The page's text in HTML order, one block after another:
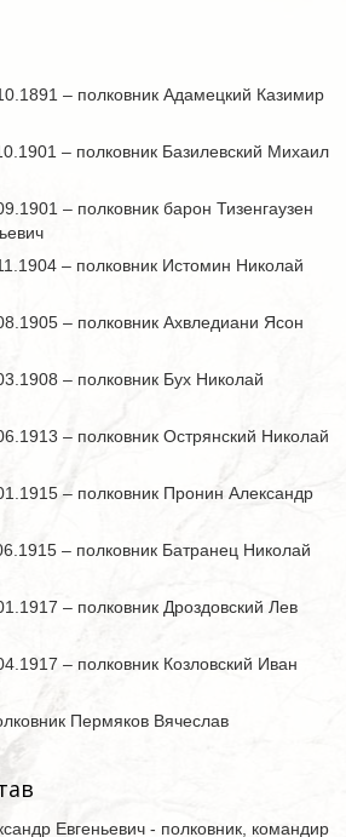
– полковник Адамецкий Казимир
– полковник Базилевский Михаил
– полковник барон Тизенгаузен
– полковник Истомин Николай
– полковник Ахвледиани Ясон
– полковник Бух Николай
– полковник Острянский Николай
– полковник Пронин Александр
– полковник Батранец Николай
– полковник Дроздовский Лев
– полковник Козловский Иван
Пермяков Вячеслав
Евгеньевич - полковник, командир